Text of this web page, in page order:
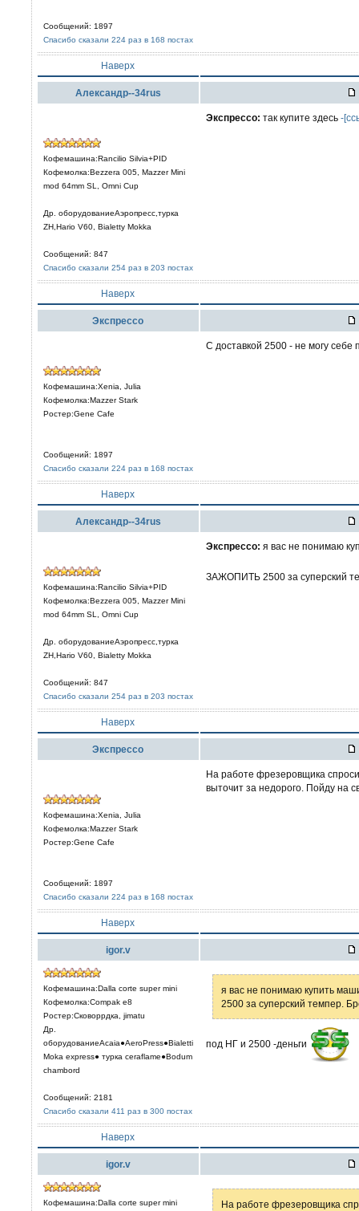
Сообщений: 1897
Спасибо сказали 224 раз в 168 постах
Наверх
Александр--34rus
Кофемашина:Rancilio Silvia+PID
Кофемолка:Bezzera 005, Mazzer Mini
mod 64mm SL, Omni Cup
Др. оборудованиеАэропресс,турка
ZH,Hario V60, Bialetty Mokka
Сообщений: 847
Спасибо сказали 254 раз в 203 постах
Экспрессо: так купите здесь -
Наверх
Экспрессо
Кофемашина:Xenia, Julia
Кофемолка:Mazzer Stark
Ростер:Gene Cafe
Сообщений: 1897
Спасибо сказали 224 раз в 168 постах
С доставкой 2500 - не могу себе
Наверх
Александр--34rus
Кофемашина:Rancilio Silvia+PID
Кофемолка:Bezzera 005, Mazzer Mini
mod 64mm SL, Omni Cup
Др. оборудованиеАэропресс,турка
ZH,Hario V60, Bialetty Mokka
Сообщений: 847
Спасибо сказали 254 раз в 203 постах
Экспрессо: я вас не понимаю
ЗАЖОПИТЬ 2500 за суперский
Наверх
Экспрессо
Кофемашина:Xenia, Julia
Кофемолка:Mazzer Stark
Ростер:Gene Cafe
Сообщений: 1897
Спасибо сказали 224 раз в 168 постах
На работе фрезеровщика
выточит за недорого. Пойду на
Наверх
igor.v
Кофемашина:Dalla corte super mini
Кофемолка:Compak e8
Ростер:Сковоррдка, jimatu
Др.
оборудованиеAcaia●AeroPress●Bialetti
Moka express● турка сeraflame●Bodum
chambord
Сообщений: 2181
Спасибо сказали 411 раз в 300 постах
я вас не понимаю купить
2500 за суперский темпер.
под НГ и 2500 -деньги
Наверх
igor.v
Кофемашина:Dalla corte super mini На работе фрезеровщика